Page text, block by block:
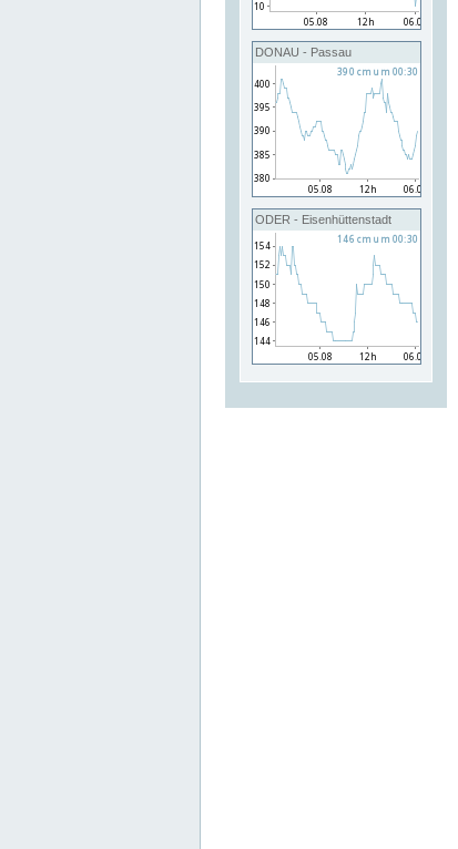
DONAU - Passau
ODER - Eisenhüttenstadt